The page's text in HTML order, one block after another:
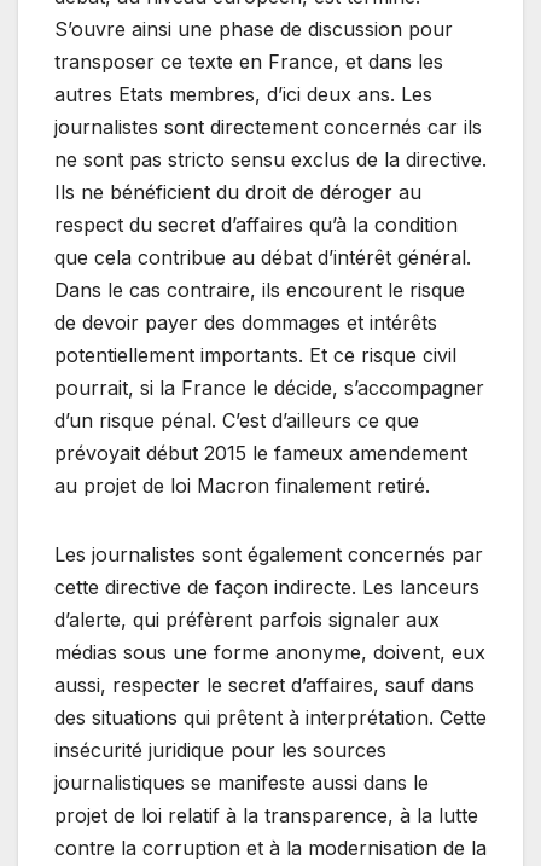
S’ouvre ainsi une phase de discussion pour
transposer ce texte en France, et dans les
autres Etats membres, d’ici deux ans. Les
journalistes sont directement concernés car ils
ne sont pas stricto sensu exclus de la directive.
Ils ne bénéficient du droit de déroger au
respect du secret d’affaires qu’à la condition
que cela contribue au débat d’intérêt général.
Dans le cas contraire, ils encourent le risque
de devoir payer des dommages et intérêts
potentiellement importants. Et ce risque civil
pourrait, si la France le décide, s’accompagner
d’un risque pénal. C’est d’ailleurs ce que
prévoyait début 2015 le fameux amendement
au projet de loi Macron finalement retiré.
Les journalistes sont également concernés par
cette directive de façon indirecte. Les lanceurs
d’alerte, qui préfèrent parfois signaler aux
médias sous une forme anonyme, doivent, eux
aussi, respecter le secret d’affaires, sauf dans
des situations qui prêtent à interprétation. Cette
insécurité juridique pour les sources
journalistiques se manifeste aussi dans le
projet de loi relatif à la transparence, à la lutte
contre la corruption et à la modernisation de la